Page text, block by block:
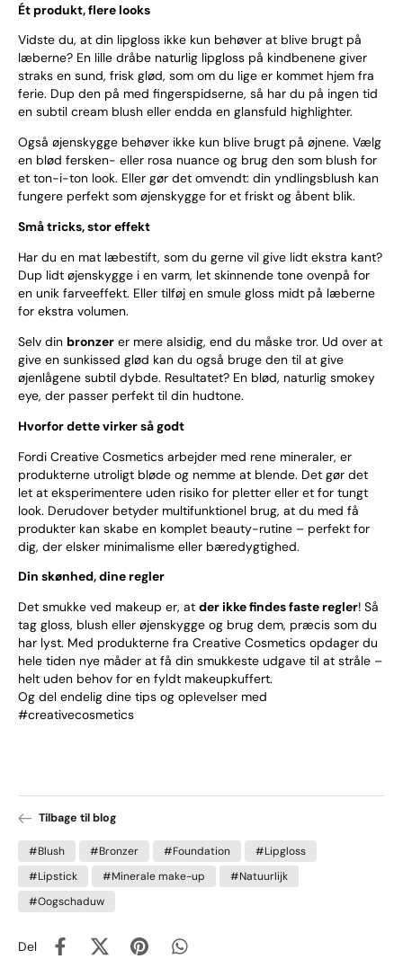
Ét produkt, flere looks
Vidste du, at din lipgloss ikke kun behøver at blive brugt på
læberne? En lille dråbe naturlig lipgloss på kindbenene giver
straks en sund, frisk glød, som om du lige er kommet hjem fra
ferie. Dup den på med fingerspidserne, så har du på ingen tid
en subtil cream blush eller endda en glansfuld highlighter.
Også øjenskygge behøver ikke kun blive brugt på øjnene. Vælg
en blød fersken- eller rosa nuance og brug den som blush for
et ton-i-ton look. Eller gør det omvendt: din yndlingsblush kan
fungere perfekt som øjenskygge for et friskt og åbent blik.
Små tricks, stor effekt
Har du en mat læbestift, som du gerne vil give lidt ekstra kant?
Dup lidt øjenskygge i en varm, let skinnende tone ovenpå for
en unik farveeffekt. Eller tilføj en smule gloss midt på læberne
for ekstra volumen.
Selv din bronzer er mere alsidig, end du måske tror. Ud over at
give en sunkissed glød kan du også bruge den til at give
øjenlågene subtil dybde. Resultatet? En blød, naturlig smokey
eye, der passer perfekt til din hudtone.
Hvorfor dette virker så godt
Fordi Creative Cosmetics arbejder med rene mineraler, er
produkterne utroligt bløde og nemme at blende. Det gør det
let at eksperimentere uden risiko for pletter eller et for tungt
look. Derudover betyder multifunktionel brug, at du med få
produkter kan skabe en komplet beauty-rutine – perfekt for
dig, der elsker minimalisme eller bæredygtighed.
Din skønhed, dine regler
Det smukke ved makeup er, at der ikke findes faste regler! Så
tag gloss, blush eller øjenskygge og brug dem, præcis som du
har lyst. Med produkterne fra Creative Cosmetics opdager du
hele tiden nye måder at få din smukkeste udgave til at stråle –
helt uden behov for en fyldt makeupkuffert.
Og del endelig dine tips og oplevelser med
#creativecosmetics
Tilbage til blog
#Blush #Bronzer #Foundation
#Lipgloss
#Lipstick
#Minerale make-up
#Natuurlijk
#Oogschaduw
Del